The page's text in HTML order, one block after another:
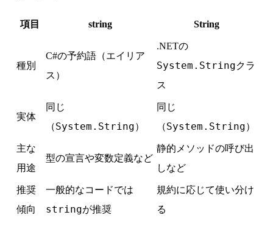
項目 string String
種別
C#の予約語（エイリア
ス）
.NETの
System.Stringクラ
ス
実体
同じ
（System.String）
同じ
（System.String）
主な
用途
型の宣言や変数定義など
静的メソッドの呼び出
しなど
推奨
傾向
一般的なコードでは
stringが推奨
規約に応じて使い分け
る